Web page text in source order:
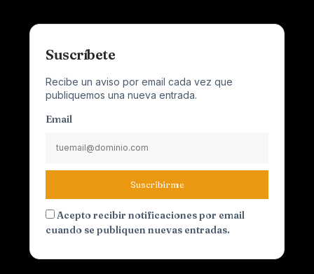
Suscríbete
Recibe un aviso por email cada vez que
publiquemos una nueva entrada.
Email
Suscribirme
Acepto recibir notificaciones por email
cuando se publiquen nuevas entradas.